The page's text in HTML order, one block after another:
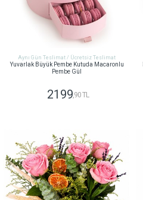
Aynı Gün Teslimat / Ücretsiz Teslimat
Yuvarlak Büyük Pembe Kutuda Macaronlu
Pembe Gül
2199 ,90 TL